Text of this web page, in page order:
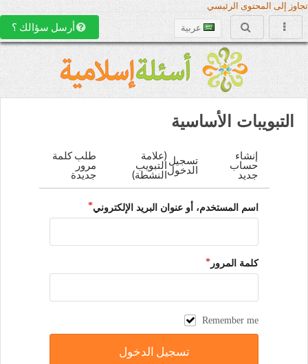
تجاوز إلى المحتوى الرئيسي
عربية أرسل سؤالك ؟
التبويبات الأساسية
إنشاء
حساب
جديد
تسجيل
الدخول
(علامة
التبويب
النشطة)
طلب كلمة
مرور
جديدة
اسم المستخدم، أو عنوان البريد الإلكتروني
كلمة المرور
Remember me